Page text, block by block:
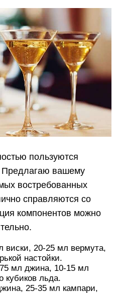
пользуются
Предлагаю вашему
востребованных
справляются со
компонентов можно
виски, 20-25 мл вермута,
настойки.
мл джина, 10-15 мл
кубиков льда.
25-35 мл кампари,